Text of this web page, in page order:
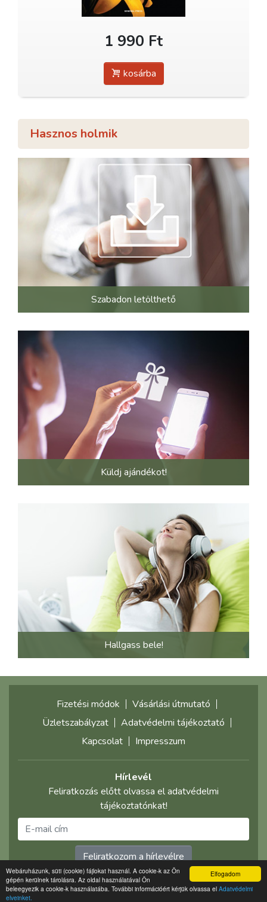
Elfogadom
Webáruházunk, süti (cookie) fájlokat használ. A cookie-k az Ön
gépén kerülnek tárolásra. Az oldal használatával Ön
beleegyezik a cookie-k használatába. További információért kérjük olvassa el Adatvédelmi
elveinket.
1 990 Ft
kosárba
Hasznos holmik
Szabadon letölthető
Küldj ajándékot!
Hallgass bele!
Fizetési módok
Vásárlási útmutató
Üzletszabályzat
Adatvédelmi tájékoztató
Kapcsolat
Impresszum
Hírlevél
Feliratkozás előtt olvassa el adatvédelmi
tájékoztatónkat!
Feliratkozom a hírlevélre
©2021 multimediaplaza.com